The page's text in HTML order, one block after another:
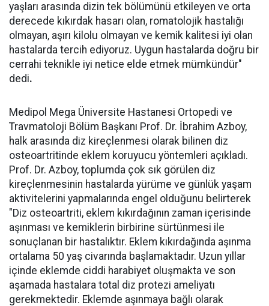
yaşları arasında dizin tek bölümünü etkileyen ve orta
derecede kıkırdak hasarı olan, romatolojik hastalığı
olmayan, aşırı kilolu olmayan ve kemik kalitesi iyi olan
hastalarda tercih ediyoruz. Uygun hastalarda doğru bir
cerrahi teknikle iyi netice elde etmek mümkündür"
dedi.
Medipol Mega Üniversite Hastanesi Ortopedi ve
Travmatoloji Bölüm Başkanı Prof. Dr. İbrahim Azboy,
halk arasında diz kireçlenmesi olarak bilinen diz
osteoartritinde eklem koruyucu yöntemleri açıkladı.
Prof. Dr. Azboy, toplumda çok sık görülen diz
kireçlenmesinin hastalarda yürüme ve günlük yaşam
aktivitelerini yapmalarında engel olduğunu belirterek
"Diz osteoartriti, eklem kıkırdağının zaman içerisinde
aşınması ve kemiklerin birbirine sürtünmesi ile
sonuçlanan bir hastalıktır. Eklem kıkırdağında aşınma
ortalama 50 yaş civarında başlamaktadır. Uzun yıllar
içinde eklemde ciddi harabiyet oluşmakta ve son
aşamada hastalara total diz protezi ameliyatı
gerekmektedir. Eklemde aşınmaya bağlı olarak